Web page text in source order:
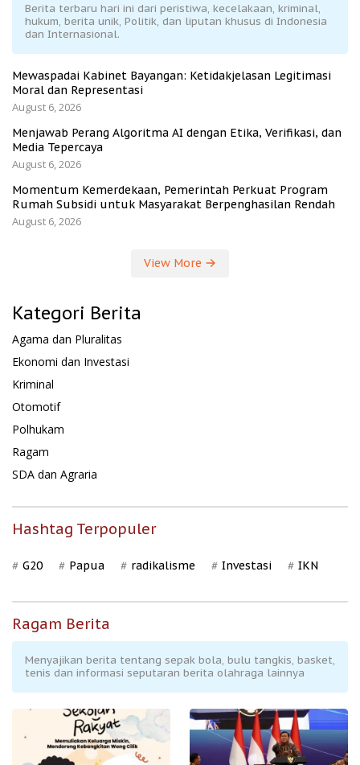
Berita terbaru hari ini dari peristiwa, kecelakaan, kriminal,
hukum, berita unik, Politik, dan liputan khusus di Indonesia
dan Internasional.
Mewaspadai Kabinet Bayangan: Ketidakjelasan Legitimasi
Moral dan Representasi
August 6, 2026
Menjawab Perang Algoritma AI dengan Etika, Verifikasi, dan
Media Tepercaya
August 6, 2026
Momentum Kemerdekaan, Pemerintah Perkuat Program
Rumah Subsidi untuk Masyarakat Berpenghasilan Rendah
August 6, 2026
View More
Kategori Berita
Agama dan Pluralitas
Ekonomi dan Investasi
Kriminal
Otomotif
Polhukam
Ragam
SDA dan Agraria
Hashtag Terpopuler
G20 Papua radikalisme Investasi IKN
Ragam Berita
Menyajikan berita tentang sepak bola, bulu tangkis, basket,
tenis dan informasi seputaran berita olahraga lainnya